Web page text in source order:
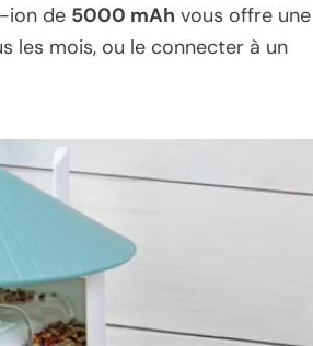
ion de 5000 mAh vous offre une
les mois, ou le connecter à un